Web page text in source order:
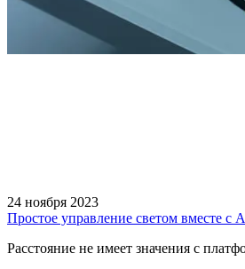
24 ноября 2023
Простое управление светом вместе с
Расстояние не имеет значения с